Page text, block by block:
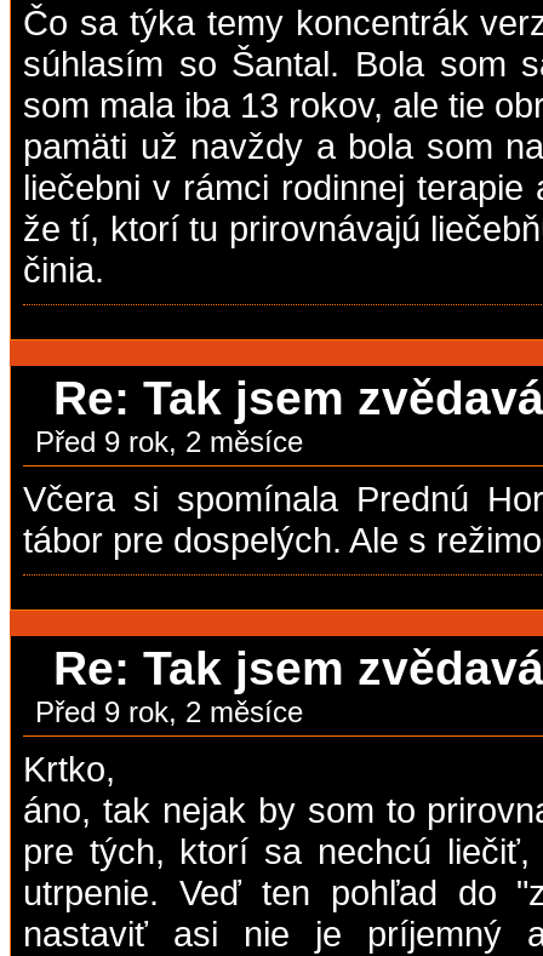
Čo sa týka temy koncentrák
súhlasím so Šantal. Bola som
som mala iba 13 rokov, ale tie
pamäti už navždy a bola som
liečebni v rámci rodinnej
že tí, ktorí tu prirovnávajú
činia.
Re: Tak jsem
Před 9 rok, 2 měsíce
Včera si spomínala Prednú
tábor pre dospelých. Ale s
Re: Tak jsem
Před 9 rok, 2 měsíce
Krtko,
áno, tak nejak by som to
pre tých, ktorí sa nechcú
utrpenie. Veď ten pohľad do
nastaviť asi nie je príjemný